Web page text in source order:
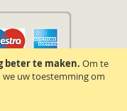
beter te maken. Om te
we uw toestemming om